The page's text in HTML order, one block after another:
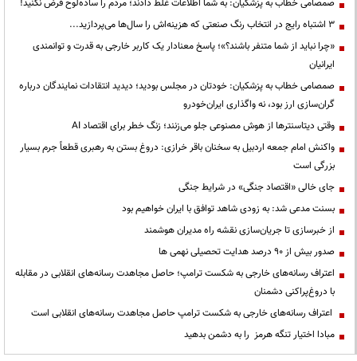
صمصامی خطاب به پزشکیان: به شما اطلاعات غلط دادند؛ مردم را ساده‌لوح فرض نکنید!
3 اشتباه رایج در انتخاب رنگ صنعتی که هزینه‌اش را سال‌ها می‌پردازید...
«چرا نباید از شما متنفر باشند؟»؛ پاسخ معنادار یک کاربر خارجی به قدرت و توانمندی
ایرانیان
صمصامی خطاب به پزشکیان: خودتان در مجلس بودید؛ دیدید انتقادات نمایندگان درباره
گران‌سازی ارز بود، نه واگذاری ایران‌خودرو
وقتی دیتاسنترها از هوش مصنوعی جلو می‌زنند؛ زنگ خطر برای اقتصاد AI
واکنش امام جمعه اردبیل به سخنان باقر خرازی: دروغ بستن به رهبری قطعاً جرم بسیار
بزرگی است
جای خالی «اقتصاد جنگی» در شرایط جنگی
بسنت مدعی شد: به زودی شاهد توافق با ایران خواهیم بود
از خبرسازی تا جریان‌سازی نقشه راه مدیران هوشمند
صدور بیش از ۹۰ درصد هدایت تحصیلی نهمی ها
اعتراف رسانه‌های خارجی به شکست ترامپ؛ حاصل مجاهدت رسانه‌های انقلابی در مقابله
با دروغ‌پراکنی دشمنان
اعتراف رسانه‌های خارجی به شکست ترامپ حاصل مجاهدت رسانه‌های انقلابی است
مبادا اختیار تنگه هرمز را به دشمن بدهید